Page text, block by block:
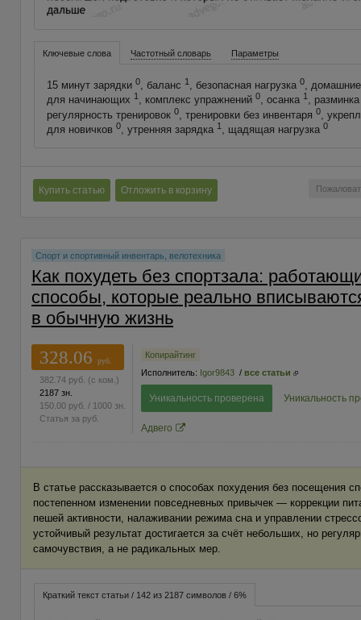
Ключевые слова Частотный словарь Параметры
15 минут зарядки 0, баланс 1, безопасная нагрузка 0,
для начинающих 1, комплекс упражнений 0, осанка 1,
регулярность тренировок 0, тренировки без инвентаря 0,
для новичков 0, утренняя зарядка 1, щадящая нагрузка 0
Купить статью Отложить в корзину
Спорт и спортивный инвентарь, велотехника
Как похудеть без спортзала:
способы, которые реально
в обычную жизнь
328.06
руб.
382.74 руб. (с ком.)
2187 зн.
150.00 руб. / 1000 зн.
Статья за руб.
Копирайтинг
Исполнитель: Igor9843 / все статьи
Уникальность проверена Уникальность
Адвего
В статье рассказывается о способах похудения без посещения
постепенном изменении повседневных привычек — коррекции
пешей активности, налаживании режима сна и управлении
устойчивый результат достигается за счёт небольших, но
самочувствия, а не радикальных мер.
Краткий текст статьи / 142 из 2187 символов / 6%